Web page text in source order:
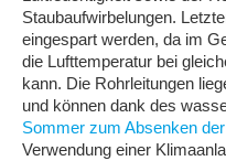
Staubaufwirbelungen.
eingespart werden, da im
die Lufttemperatur bei
kann. Die Rohrleitungen
und können dank des
Sommer zum Absenken
Verwendung einer